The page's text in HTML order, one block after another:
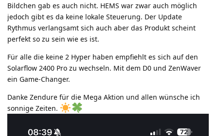
Bildchen gab es auch nicht. HEMS war zwar auch möglich
jedoch gibt es da keine lokale Steuerung. Der Update
Rythmus verlangsamt sich auch aber das Produkt scheint
perfekt so zu sein wie es ist.
Für alle die keine 2 Hyper haben empfiehlt es sich auf den
Solarflow 2400 Pro zu wechseln. Mit dem D0 und ZenWaver
ein Game-Changer.
Danke Zendure für die Mega Aktion und allen wünsche ich
sonnige Zeiten.